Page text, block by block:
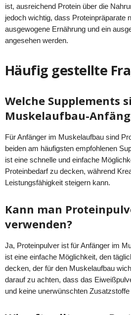
ist, ausreichend Protein über die
jedoch wichtig, dass Proteinpräparate
ausgewogene Ernährung und ein
angesehen werden.
Häufig gestellte
Welche Supplements
Muskelaufbau-
Für Anfänger im Muskelaufbau sind
beiden am häufigsten empfohlenen
ist eine schnelle und einfache
Proteinbedarf zu decken, während
Leistungsfähigkeit steigern kann.
Kann man
verwenden?
Ja, Proteinpulver ist für Anfänger im
ist eine einfache Möglichkeit, den
decken, der für den Muskelaufbau
darauf zu achten, dass das
und keine unerwünschten Zusatzstoffe